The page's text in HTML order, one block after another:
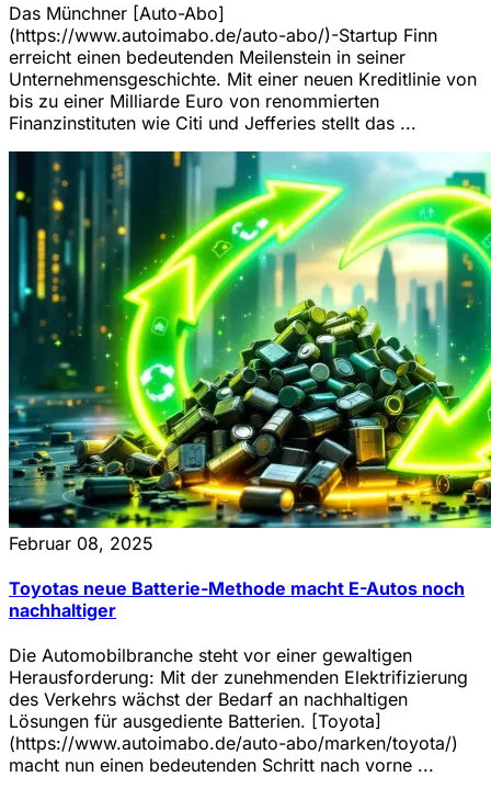
Das Münchner [Auto-Abo]
(https://www.autoimabo.de/auto-abo/)-Startup Finn
erreicht einen bedeutenden Meilenstein in seiner
Unternehmensgeschichte. Mit einer neuen Kreditlinie von
bis zu einer Milliarde Euro von renommierten
Finanzinstituten wie Citi und Jefferies stellt das ...
Februar 08, 2025
Toyotas neue Batterie-Methode macht E-Autos noch
nachhaltiger
Die Automobilbranche steht vor einer gewaltigen
Herausforderung: Mit der zunehmenden Elektrifizierung
des Verkehrs wächst der Bedarf an nachhaltigen
Lösungen für ausgediente Batterien. [Toyota]
(https://www.autoimabo.de/auto-abo/marken/toyota/)
macht nun einen bedeutenden Schritt nach vorne ...